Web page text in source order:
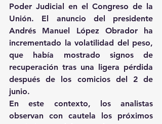
Poder Judicial en el Congreso de la
Unión. El anuncio del presidente
Andrés Manuel López Obrador ha
incrementado la volatilidad del peso,
que había mostrado signos de
recuperación tras una ligera pérdida
después de los comicios del 2 de
junio.
En este contexto, los analistas
observan con cautela los próximos